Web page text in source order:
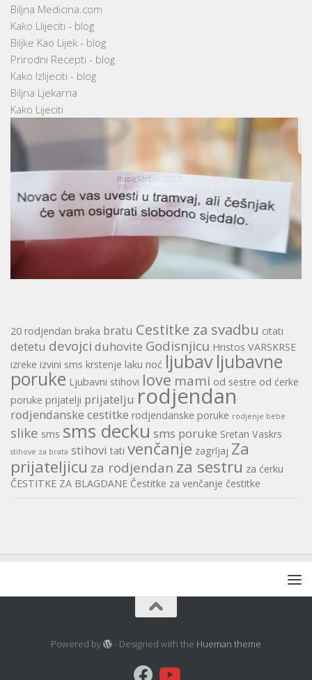
Biljna Medicina.com
Kako Llijeciti - blog
Biljke Kao Lijek - blog
Prirodni Recepti - blog
Kako Izlijeciti - blog
Biljna Ljekarna
Kako Lijeciti
20 rodjendan braka bratu Cestitke za svadbu citati
detetu devojci duhovite Godisnjicu Hristos VARSKRSE
izreke izvini sms krstenje laku noć ljubavljubavne
poruke Ljubavni stihovi love mami od sestre od ćerke
poruke prijatelji prijatelju rodjendan
rodjendanske cestitke rodjendanske poruke rodjenje bebe
slike sms sms decku sms poruke Sretan Vaskrs
stihove za brata stihovi tati venčanje zagrljaj Za
prijateljicu za rodjendan za sestru za ćerku
ČESTITKE ZA BLAGDANE Čestitke za venčanje čestitke
Powered by - Designed with the Hueman theme